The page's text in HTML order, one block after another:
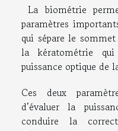
La biométrie
paramètres
qui sépare le
la kératométrie
puissance optique de
Ces deux
d’évaluer la
conduire la